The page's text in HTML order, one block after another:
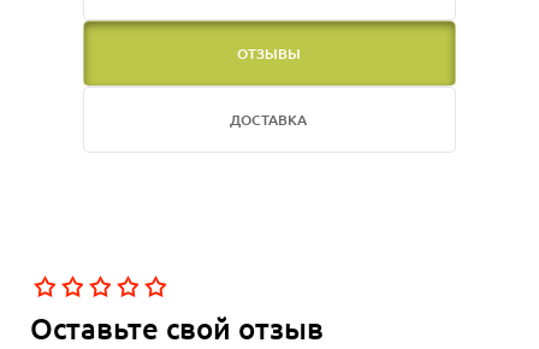
ОТЗЫВЫ
ДОСТАВКА
Оставьте свой отзыв